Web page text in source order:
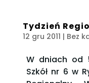
Tydzień
12 gru 2011 | Bez
W dniach od
Szkół nr 6 w